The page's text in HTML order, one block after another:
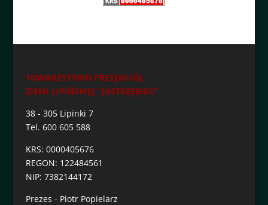
TOWARZYSTWO PRZYJACIÓŁ
ZIEMI LIPIŃSKIEJ "JASTRZĘBIEC"
38 - 305 Lipinki 7
Tel. 600 605 588
KRS: 0000405676
REGON: 122484561
NIP: 7382144172
Prezes - Piotr Popielarz